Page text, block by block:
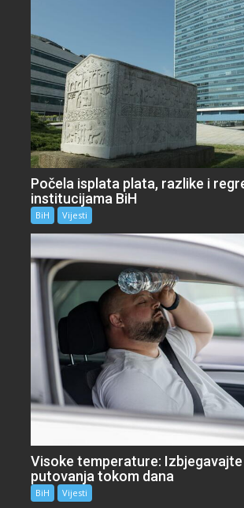
Počela isplata plata, razlike i
institucijama BiH
BiH Vijesti
Visoke temperature:
putovanja tokom dana
BiH Vijesti